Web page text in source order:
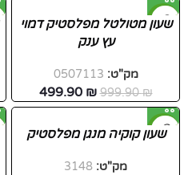
-50%
שעון מטולטל מפלסטיק דמוי
עץ ענק
מק"ט: 0507113
999.90₪
499.90 ₪
-44%
שעון קוקיה מנגן מפלסטיק
מק"ט: 3148